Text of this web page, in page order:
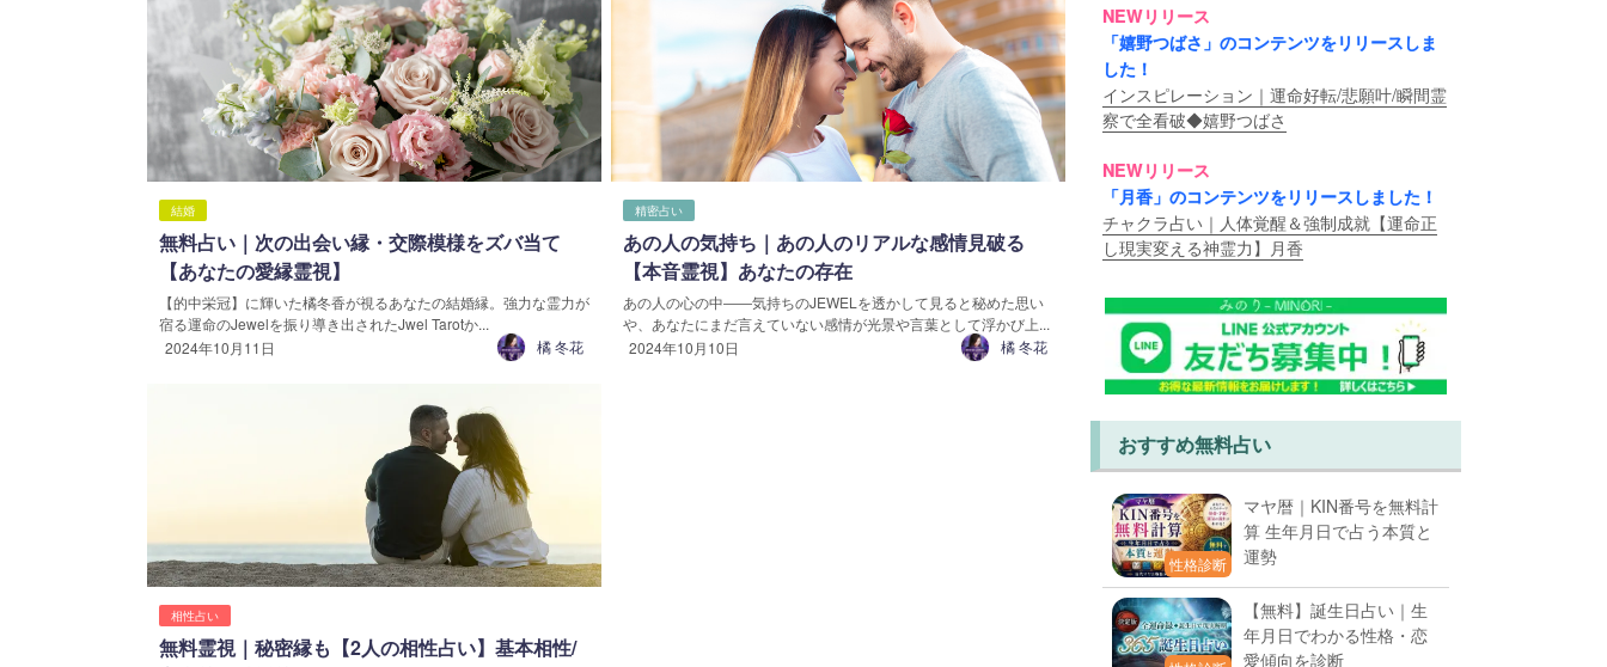
結婚
無料占い｜次の出会い縁・交際模様をズバ当て
【あなたの愛縁霊視】
【的中栄冠】に輝いた橘冬香が視るあなたの結婚縁。強力な霊力が
宿る運命のJewelを振り導き出されたJwel Tarotか...
2024年10月11日
橘 冬花
精密占い
あの人の気持ち｜あの人のリアルな感情見破る
【本音霊視】あなたの存在
あの人の心の中――気持ちのJEWELを透かして見ると秘めた思い
や、あなたにまだ言えていない感情が光景や言葉として浮かび上...
2024年10月10日
橘 冬花
相性占い
無料霊視｜秘密縁も【2人の相性占い】基本相性/
NEWリリース
「嬉野つばさ」のコンテンツをリリースしま
した！
インスピレーション｜運命好転/悲願叶/瞬間霊
察で全看破◆嬉野つばさ
NEWリリース
「月香」のコンテンツをリリースしました！
チャクラ占い｜人体覚醒＆強制成就【運命正
し現実変える神霊力】月香
おすすめ無料占い
性格診断
マヤ暦｜KIN番号を無料計
算 生年月日で占う本質と
運勢
【無料】誕生日占い｜生
年月日でわかる性格・恋
愛傾向を診断